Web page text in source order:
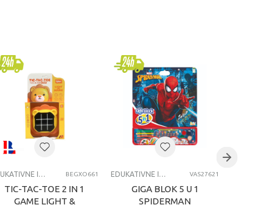
EDUKATIVNE IGRAČKE ZA DECU BEGXO661
TIC-TAC-TOE 2 IN 1
GAME LIGHT &
EDUKATIVNE IGRAČKE ZA DECU VAS27621
GIGA BLOK 5 U 1
SPIDERMAN